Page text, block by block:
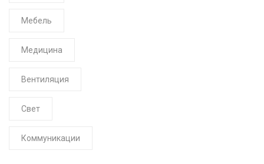
Мебель
Медицина
Вентиляция
Свет
Коммуникации